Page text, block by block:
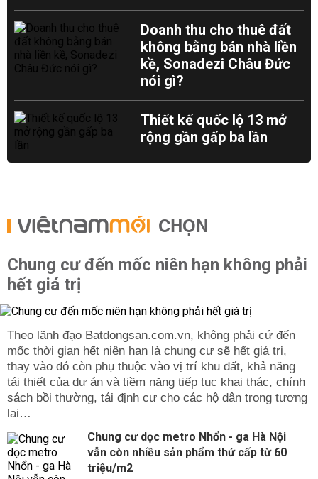
Doanh thu cho thuê đất
không bằng bán nhà liền
kề, Sonadezi Châu Đức
nói gì?
Thiết kế quốc lộ 13 mở
rộng gần gấp ba lần
CHỌN
Chung cư đến mốc niên hạn không phải
hết giá trị
Theo lãnh đạo Batdongsan.com.vn, không phải cứ đến
mốc thời gian hết niên hạn là chung cư sẽ hết giá trị,
thay vào đó còn phụ thuộc vào vị trí khu đất, khả năng
tái thiết của dự án và tiềm năng tiếp tục khai thác, chính
sách bồi thường, tái định cư cho các hộ dân trong tương
lai…
Chung cư dọc metro Nhổn - ga Hà Nội
vẫn còn nhiều sản phẩm thứ cấp từ 60
triệu/m2